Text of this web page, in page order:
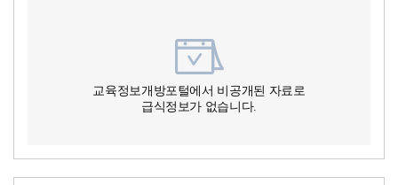
교육정보개방포털에서 비공개된 자료로
급식정보가 없습니다.